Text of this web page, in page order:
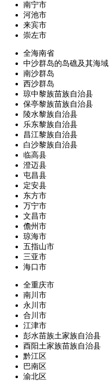
南宁市
河池市
来宾市
崇左市
全海南省
中沙群岛的岛礁及其海域
南沙群岛
西沙群岛
琼中黎族苗族自治县
保亭黎族苗族自治县
陵水黎族自治县
乐东黎族自治县
昌江黎族自治县
白沙黎族自治县
临高县
澄迈县
屯昌县
定安县
东方市
万宁市
文昌市
儋州市
琼海市
五指山市
三亚市
海口市
全重庆市
南川市
永川市
合川市
江津市
彭水苗族土家族自治县
酉阳土家族苗族自治县
黔江区
巴南区
渝北区